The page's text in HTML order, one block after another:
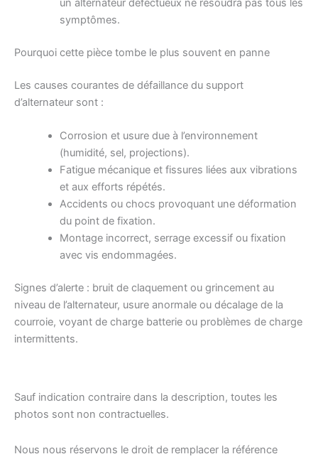
un alternateur défectueux ne résoudra pas tous les
symptômes.
Pourquoi cette pièce tombe le plus souvent en panne
Les causes courantes de défaillance du support
d’alternateur sont :
Corrosion et usure due à l’environnement
(humidité, sel, projections).
Fatigue mécanique et fissures liées aux vibrations
et aux efforts répétés.
Accidents ou chocs provoquant une déformation
du point de fixation.
Montage incorrect, serrage excessif ou fixation
avec vis endommagées.
Signes d’alerte : bruit de claquement ou grincement au
niveau de l’alternateur, usure anormale ou décalage de la
courroie, voyant de charge batterie ou problèmes de charge
intermittents.
Sauf indication contraire dans la description, toutes les
photos sont non contractuelles.
Nous nous réservons le droit de remplacer la référence